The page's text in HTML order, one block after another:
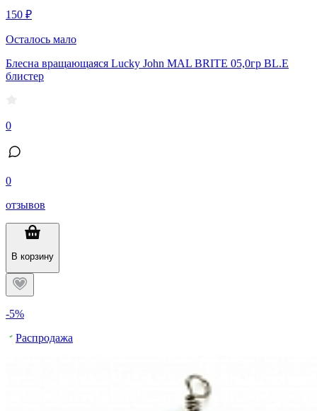
150 ₽
Осталось мало
Блесна вращающаяся Lucky John MAL BRITE 05,0гр BL.E
блистер
0
0
отзывов
В корзину
-5%
Распродажа